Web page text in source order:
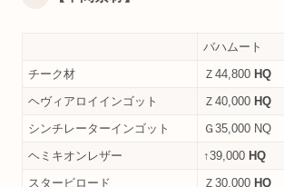
バハムート
チーク材
Ｚ44,800 HQ
ヘヴィアロイインゴット
Ｚ40,000 HQ
シンチレーターインゴット
Ｇ35,000 NQ
ヘミキオンレザー
↑39,000 HQ
スタービロード
Ｚ30,000 HQ